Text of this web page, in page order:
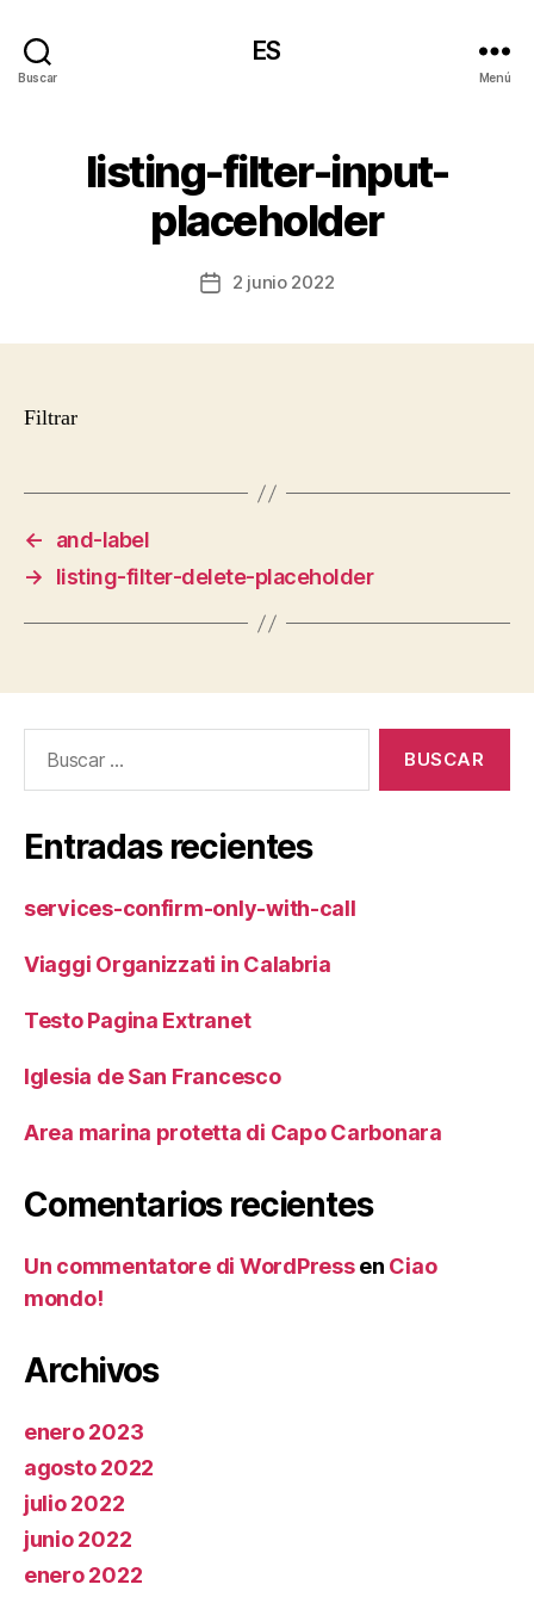
Buscar
ES
Menú
listing-filter-input-
placeholder
Fecha2 junio 2022
Filtrar
←
and-label
→
listing-filter-delete-placeholder
Entradas recientes
services-confirm-only-with-call
Viaggi Organizzati in Calabria
Testo Pagina Extranet
Iglesia de San Francesco
Area marina protetta di Capo Carbonara
Comentarios recientes
Un commentatore di WordPressen Ciao
mondo!
Archivos
enero 2023
agosto 2022
julio 2022
junio 2022
enero 2022